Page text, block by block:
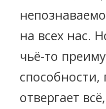
на всех нас.
чьё-то
отвергает